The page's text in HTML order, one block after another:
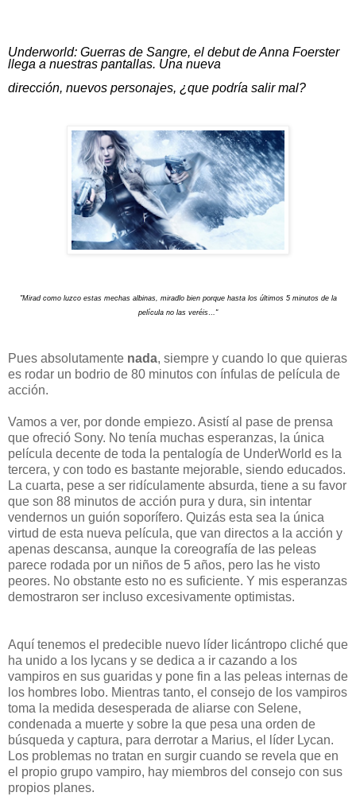
Underworld: Guerras de Sangre, el debut de Anna Foerster
llega a nuestras pantallas. Una nueva
dirección, nuevos personajes, ¿que podría salir mal?
"Mirad como luzco estas mechas albinas, miradlo bien porque hasta los últimos 5 minutos de la
película no las veréis…"
Pues absolutamente nada, siempre y cuando lo que quieras
es rodar un bodrio de 80 minutos con ínfulas de película de
acción.
Vamos a ver, por donde empiezo. Asistí al pase de prensa
que ofreció Sony. No tenía muchas esperanzas, la única
película decente de toda la pentalogía de UnderWorld es la
tercera, y con todo es bastante mejorable, siendo educados.
La cuarta, pese a ser ridículamente absurda, tiene a su favor
que son 88 minutos de acción pura y dura, sin intentar
vendernos un guión soporífero. Quizás esta sea la única
virtud de esta nueva película, que van directos a la acción y
apenas descansa, aunque la coreografía de las peleas
parece rodada por un niños de 5 años, pero las he visto
peores. No obstante esto no es suficiente. Y mis esperanzas
demostraron ser incluso excesivamente optimistas.
Aquí tenemos el predecible nuevo líder licántropo cliché que
ha unido a los lycans y se dedica a ir cazando a los
vampiros en sus guaridas y pone fin a las peleas internas de
los hombres lobo. Mientras tanto, el consejo de los vampiros
toma la medida desesperada de aliarse con Selene,
condenada a muerte y sobre la que pesa una orden de
búsqueda y captura, para derrotar a Marius, el líder Lycan.
Los problemas no tratan en surgir cuando se revela que en
el propio grupo vampiro, hay miembros del consejo con sus
propios planes.